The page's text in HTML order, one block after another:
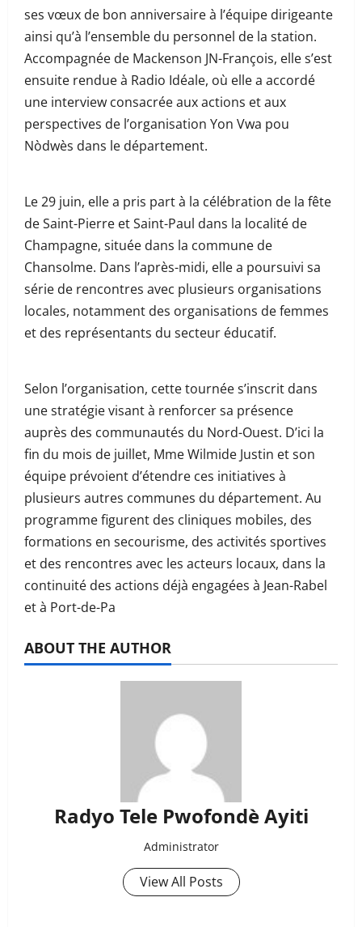
ses vœux de bon anniversaire à l’équipe dirigeante
ainsi qu’à l’ensemble du personnel de la station.
Accompagnée de Mackenson JN-François, elle s’est
ensuite rendue à Radio Idéale, où elle a accordé
une interview consacrée aux actions et aux
perspectives de l’organisation Yon Vwa pou
Nòdwès dans le département.
Le 29 juin, elle a pris part à la célébration de la fête
de Saint-Pierre et Saint-Paul dans la localité de
Champagne, située dans la commune de
Chansolme. Dans l’après-midi, elle a poursuivi sa
série de rencontres avec plusieurs organisations
locales, notamment des organisations de femmes
et des représentants du secteur éducatif.
Selon l’organisation, cette tournée s’inscrit dans
une stratégie visant à renforcer sa présence
auprès des communautés du Nord-Ouest. D’ici la
fin du mois de juillet, Mme Wilmide Justin et son
équipe prévoient d’étendre ces initiatives à
plusieurs autres communes du département. Au
programme figurent des cliniques mobiles, des
formations en secourisme, des activités sportives
et des rencontres avec les acteurs locaux, dans la
continuité des actions déjà engagées à Jean-Rabel
et à Port-de-Pa
ABOUT THE AUTHOR
Radyo Tele Pwofondè Ayiti
Administrator
View All Posts